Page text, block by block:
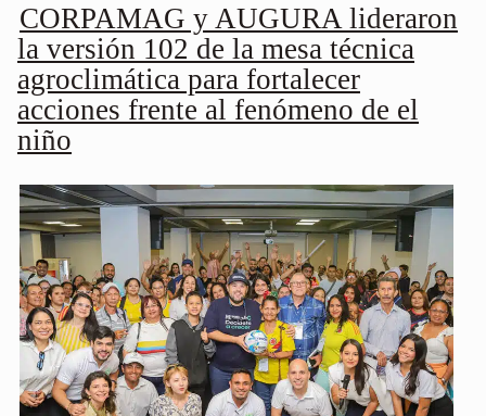
CORPAMAG y AUGURA lideraron
la versión 102 de la mesa técnica
agroclimática para fortalecer
acciones frente al fenómeno de el
niño